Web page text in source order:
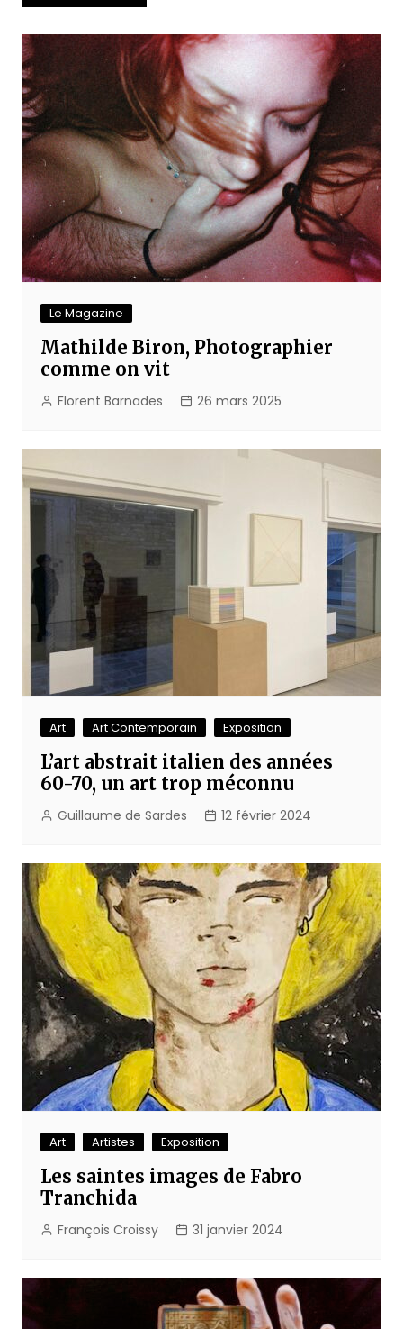
de
l’article
Le Magazine
Mathilde Biron, Photographier
comme on vit
Florent Barnades 26 mars 2025
Art Art Contemporain Exposition
L’art abstrait italien des années
60-70, un art trop méconnu
Guillaume de Sardes 12 février 2024
Art Artistes Exposition
Les saintes images de Fabro
Tranchida
François Croissy 31 janvier 2024